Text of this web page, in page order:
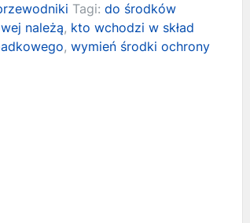
Tagi:do środków
należą, kto wchodzi w skład
,wymień środki ochrony